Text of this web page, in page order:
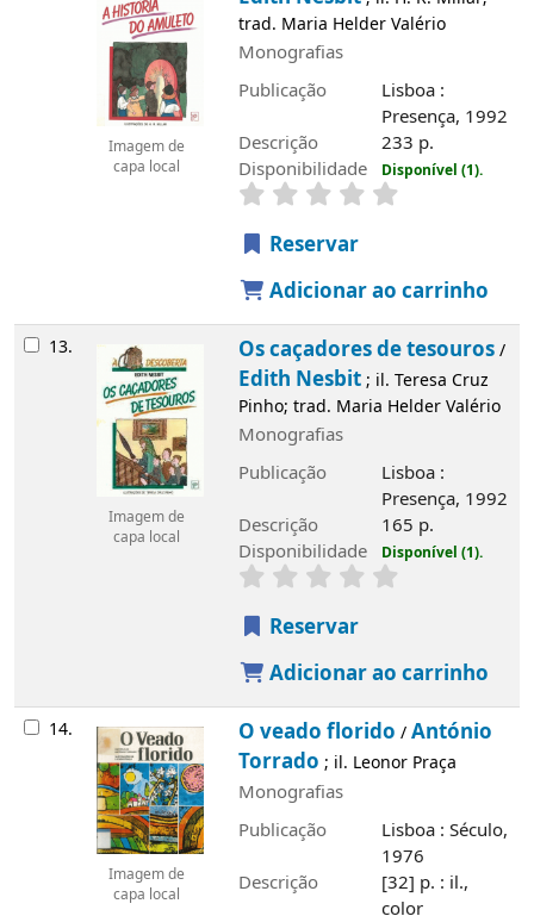
Imagem de
capa local
trad. Maria Helder Valério
Monografias
Publicação
Lisboa :
Presença, 1992
Descrição
233 p.
Disponibilidade
Disponível (1).
Reservar
Adicionar ao carrinho
13.
Imagem de
capa local
Os caçadores de tesouros/
Edith Nesbit; il. Teresa Cruz
Pinho; trad. Maria Helder Valério
Monografias
Publicação
Lisboa :
Presença, 1992
Descrição
165 p.
Disponibilidade
Disponível (1).
Reservar
Adicionar ao carrinho
14.
Imagem de
capa local
O veado florido /António
Torrado ; il. Leonor Praça
Monografias
Publicação
Lisboa : Século,
1976
Descrição
[32] p. : il.,
color